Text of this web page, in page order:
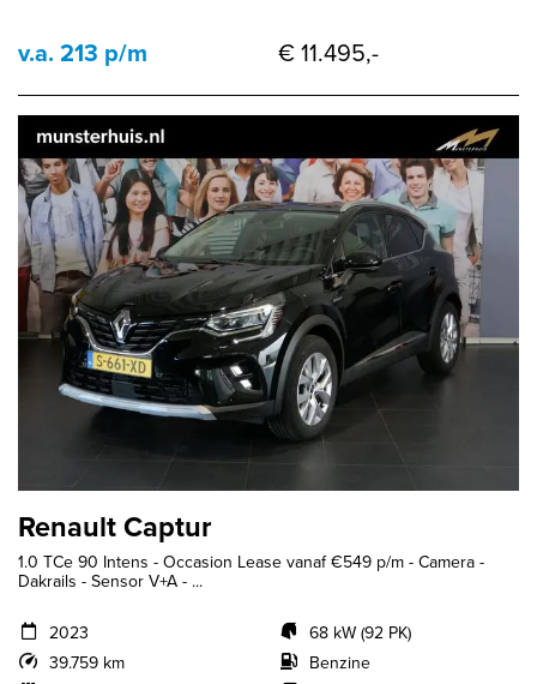
v.a. 213 p/m € 11.495,-
Renault Captur
1.0 TCe 90 Intens - Occasion Lease vanaf €549 p/m - Camera -
Dakrails - Sensor V+A - ...
2023
39.759 km
68 kW (92 PK)
Benzine